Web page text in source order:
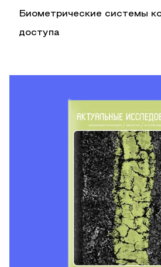
Биометрические системы
доступа